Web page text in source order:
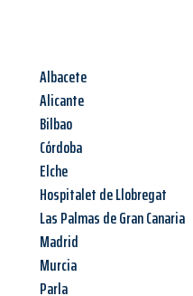
Albacete
Alicante
Bilbao
Córdoba
Elche
Hospitalet de Llobregat
Las Palmas de Gran Canaria
Madrid
Murcia
Parla